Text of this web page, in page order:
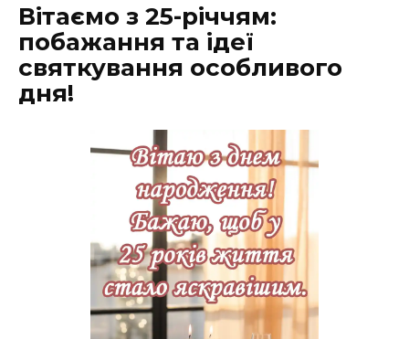
Вітаємо з 25-річчям:
побажання та ідеї
святкування особливого
дня!